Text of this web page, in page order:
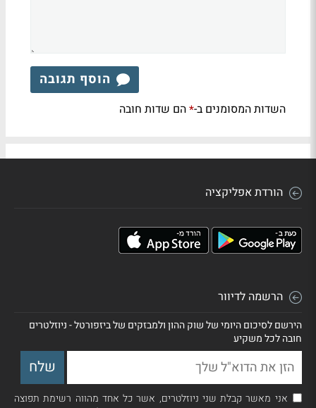
הוסף תגובה
השדות המסומנים ב-*הם שדות חובה
הורדת אפליקציה
הרשמה לדיוור
הירשם לסיכום היומי של שוק ההון ולמבזקים של ביזפורטל - ניוזלטרים
חובה לכל משקיע
אני מאשר קבלת שני ניוזלטרים, אשר כל אחד מהווה רשימת תפוצה